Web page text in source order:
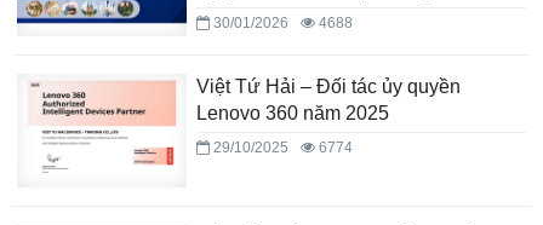
30/01/2026 4688
Việt Tứ Hải – Đối tác ủy quyền
Lenovo 360 năm 2025
29/10/2025 6774